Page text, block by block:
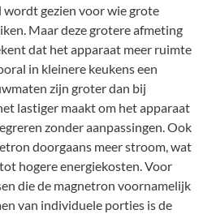
gezien voor wie grote
Maar deze grotere afmeting
dat het apparaat meer ruimte
in kleinere keukens een
zijn groter dan bij
lastiger maakt om het apparaat
zonder aanpassingen. Ook
doorgaans meer stroom, wat
hogere energiekosten. Voor
die de magnetron voornamelijk
van individuele porties is de